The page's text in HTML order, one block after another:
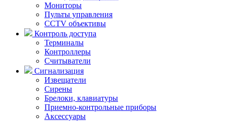
Мониторы
Пульты управления
CCTV объективы
Контроль доступа
Терминалы
Контроллеры
Считыватели
Сигнализация
Извещатели
Сирены
Брелоки, клавиатуры
Приемно-контрольные приборы
Аксессуары